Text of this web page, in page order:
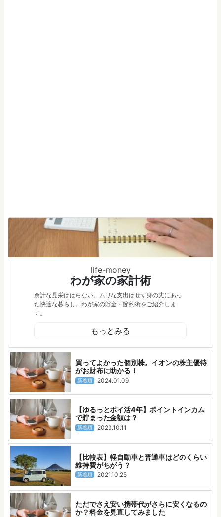
life-money
わが家の家計術
余計な見栄ははらない。ムリな支出はせず身の丈にあっ
た快適な暮らし。わが家の貯金・節約術をご紹介しま
す。
もっとみる
買ってよかった個別株。イオンの株主優待
がお財布に助かる！
新着順 2024.01.09
【ゆるっとポイ活4年】ポイントインカム
で貯まった金額は？
新着順 2023.10.11
【比較表】軽自動車と普通車はどのくらい
維持費がちがう？
新着順 2021.10.25
ただでさえ安い携帯代がさらに安くなるの
か？料金を見直してみました